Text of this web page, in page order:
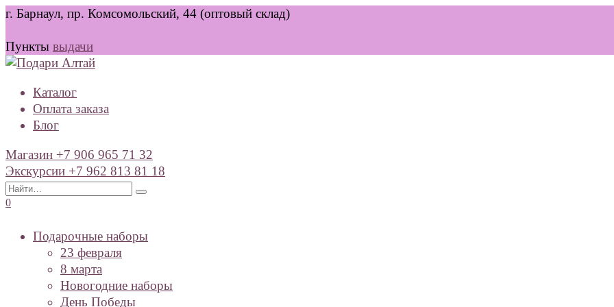
Перейти
содержанию
г. Барнаул, пр. Комсомольский, 44 (оптовый склад)
Пункты выдачи
Каталог
Оплата заказа
Блог
Магазин +7 906 965 71 32
Экскурсии +7 962 813 81 18
Search
for:
0
Подарочные наборы
23 февраля
8 марта
Новогодние наборы
День Победы